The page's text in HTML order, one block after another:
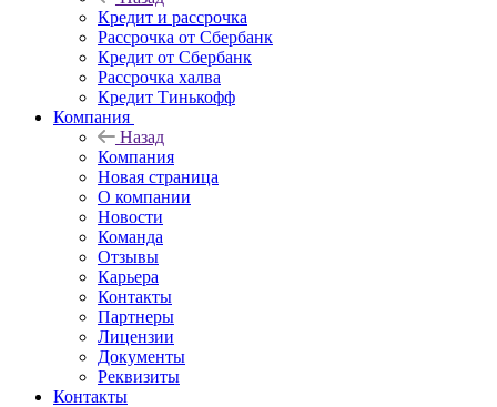
Кредит и рассрочка
Рассрочка от Сбербанк
Кредит от Сбербанк
Рассрочка халва
Кредит Тинькофф
Компания
Назад
Компания
Новая страница
О компании
Новости
Команда
Отзывы
Карьера
Контакты
Партнеры
Лицензии
Документы
Реквизиты
Контакты